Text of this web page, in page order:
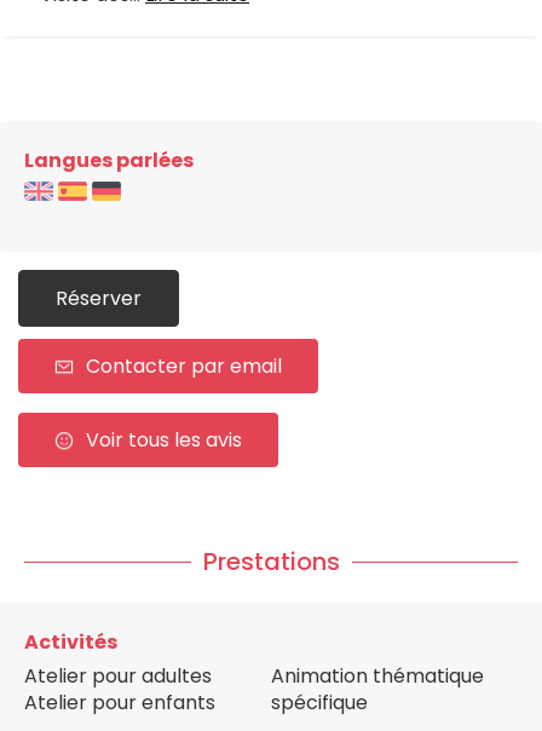
Langues parlées
Réserver
Contacter par email
Voir tous les avis
Prestations
Activités
Atelier pour adultes
Atelier pour enfants
Animation thématique
spécifique